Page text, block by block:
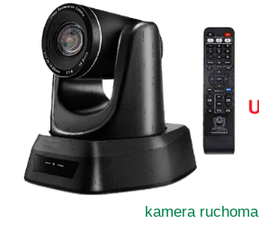
kamera ruchoma